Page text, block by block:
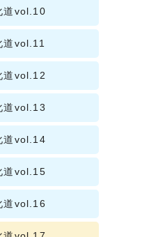
道vol.10
道vol.11
道vol.12
道vol.13
道vol.14
道vol.15
道vol.16